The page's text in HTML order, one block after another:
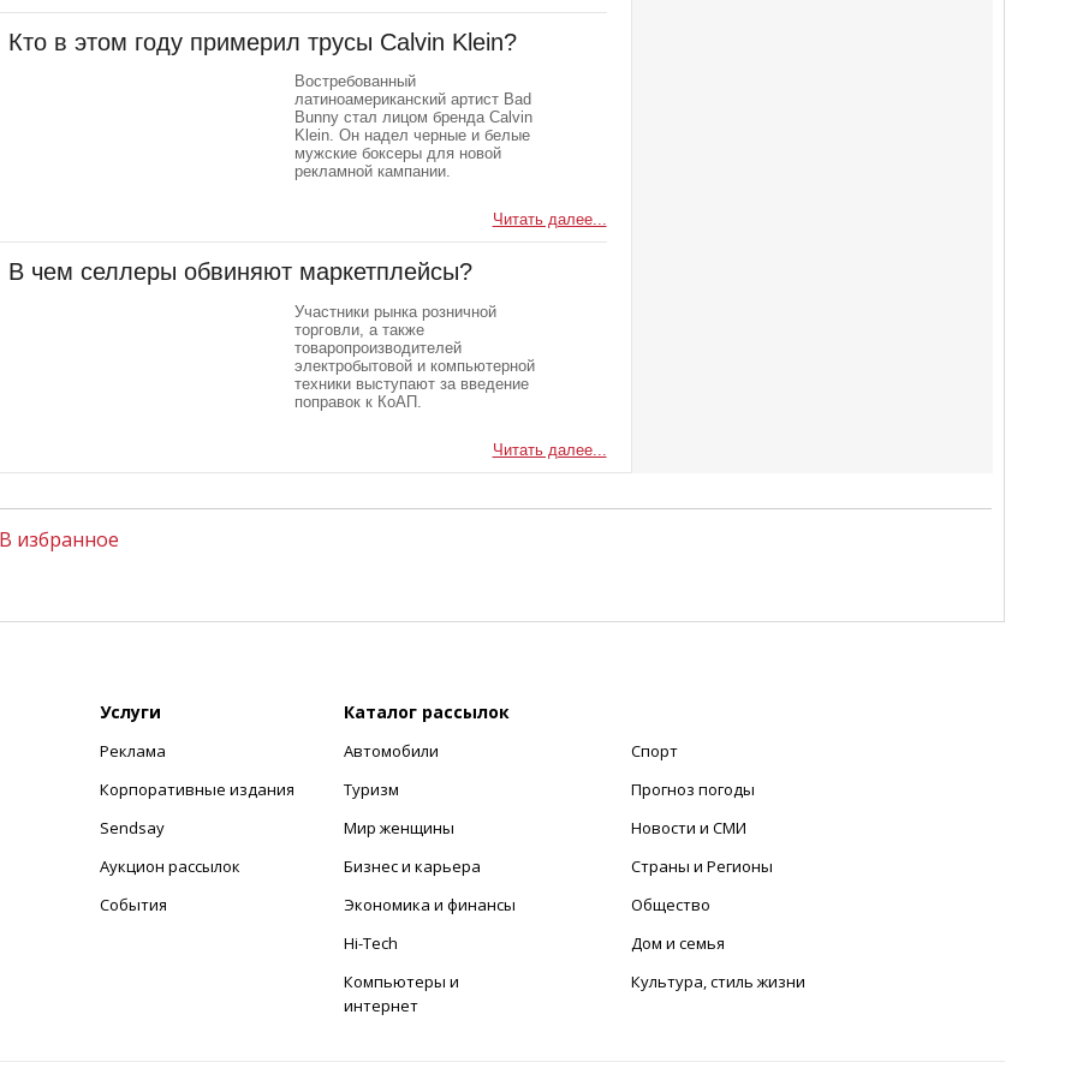
Кто в этом году примерил трусы Calvin Klein?
Востребованный
латиноамериканский артист Bad
Bunny стал лицом бренда Calvin
Klein. Он надел черные и белые
мужские боксеры для новой
рекламной кампании.
Читать далее...
В чем селлеры обвиняют маркетплейсы?
Участники рынка розничной
торговли, а также
товаропроизводителей
электробытовой и компьютерной
техники выступают за введение
поправок к КоАП.
Читать далее...
В избранное
Услуги
Реклама
Корпоративные издания
Sendsay
Аукцион рассылок
События
Каталог рассылок
Автомобили
Туризм
Мир женщины
Бизнес и карьера
Экономика и финансы
Hi-Tech
Компьютеры и
интернет
Спорт
Прогноз погоды
Новости и СМИ
Страны и Регионы
Общество
Дом и семья
Культура, стиль жизни